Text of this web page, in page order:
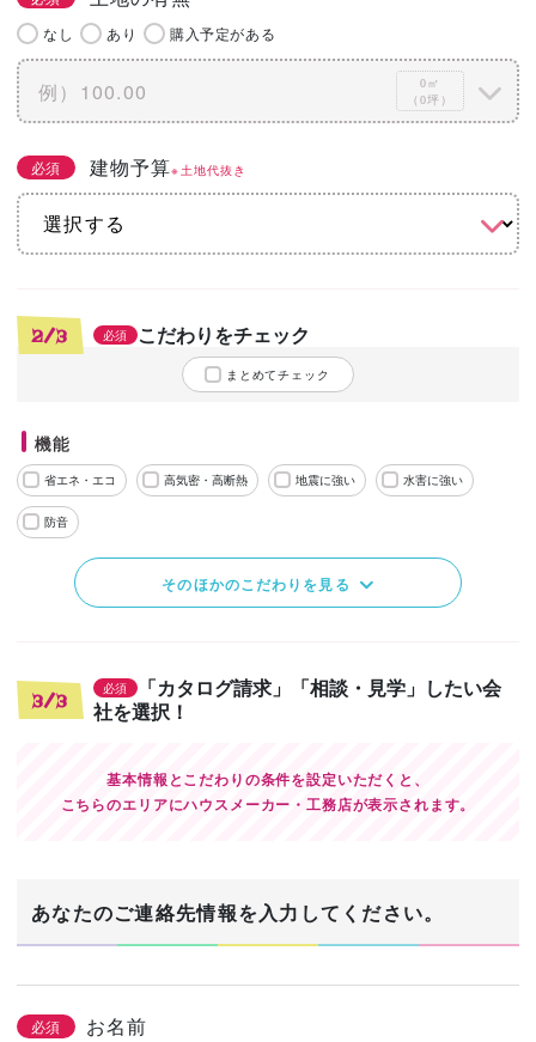
なし あり 購入予定がある
0㎡
（0坪）
必須 建物予算※土地代抜き
2/3 必須 こだわりをチェック
まとめてチェック
機能
省エネ・エコ 高気密・高断熱 地震に強い 水害に強い
防音
そのほかのこだわりを見る
3/3
必須
「カタログ請求」「相談・見学」したい会
社を選択！
基本情報とこだわりの条件を設定いただくと、
こちらのエリアにハウスメーカー・工務店が表示されます。
あなたのご連絡先情報を入力してください。
必須 お名前